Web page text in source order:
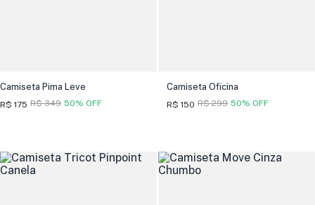
Camiseta Pima Leve
R$ 175 50% OFF
R$ 349
Camiseta Oficina
R$ 150 50% OFF
R$ 299